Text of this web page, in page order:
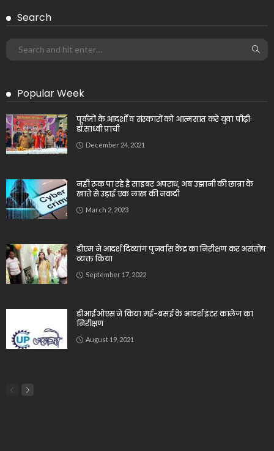
Search
Popular Week
पूर्वजों के आदर्शों व संस्कारों को आत्मसात करे युवा पीढ़ीः
डॉ.साध्वी प्राची
December 24, 2021
नही रूक पा रहे है साइबर अपराध, अब उझानी की छात्रा के
खाते से उड़ाई एक लाख की नकदी
March 2, 2023
डीएम ने आदर्श दिव्यांग पुनर्वास केंद्र का निरीक्षण कर असंतोष
व्यक्त किया
September 17, 2022
डीआईओएस ने किया मई-बसई के आदर्श इंटर कालेज का
निरीक्षण
August 19, 2021